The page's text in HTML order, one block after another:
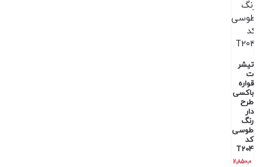
تیشر
ت
قواره
باکسی
طرح
دار
رنگ
طوسی
کد
T204
2,850,0